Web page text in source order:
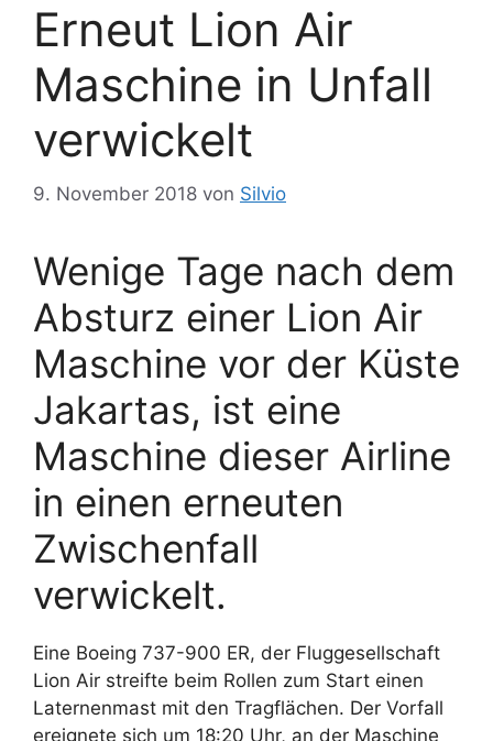
Erneut Lion Air
Maschine in Unfall
verwickelt
9. November 2018 von Silvio
Wenige Tage nach dem
Absturz einer Lion Air
Maschine vor der Küste
Jakartas, ist eine
Maschine dieser Airline
in einen erneuten
Zwischenfall
verwickelt.
Eine Boeing 737-900 ER, der Fluggesellschaft
Lion Air streifte beim Rollen zum Start einen
Laternenmast mit den Tragflächen. Der Vorfall
ereignete sich um 18:20 Uhr, an der Maschine